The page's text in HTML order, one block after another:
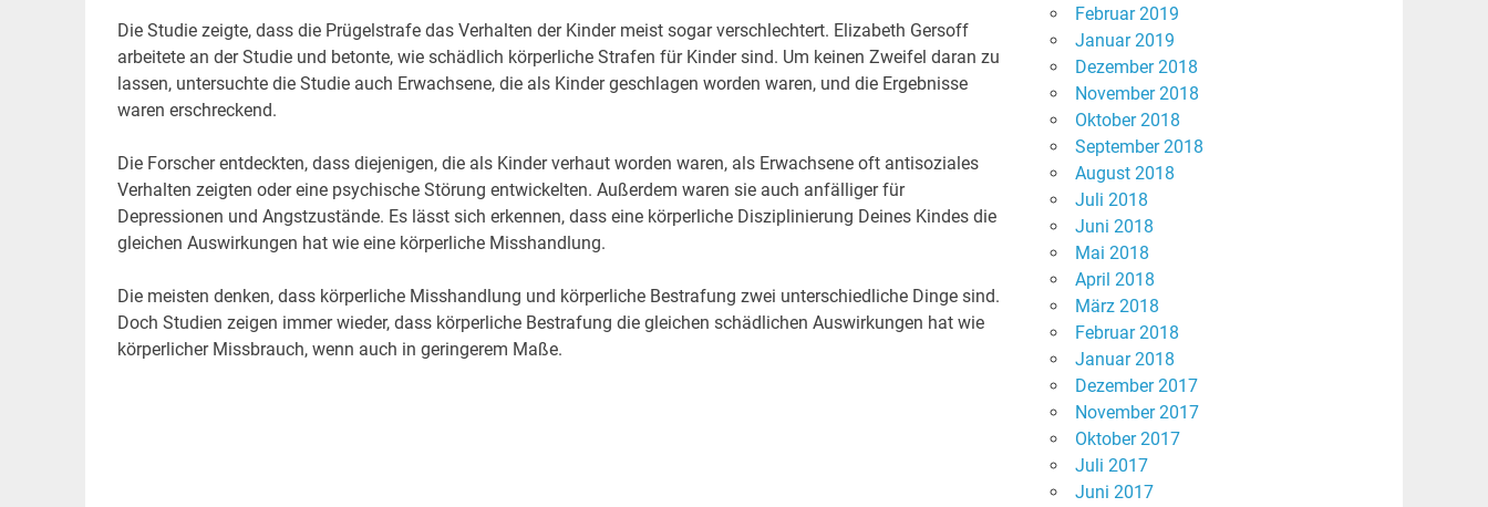
Die Studie zeigte, dass die Prügelstrafe das Verhalten der Kinder meist sogar verschlechtert. Elizabeth Gersoff
arbeitete an der Studie und betonte, wie schädlich körperliche Strafen für Kinder sind. Um keinen Zweifel daran zu
lassen, untersuchte die Studie auch Erwachsene, die als Kinder geschlagen worden waren, und die Ergebnisse
waren erschreckend.
Die Forscher entdeckten, dass diejenigen, die als Kinder verhaut worden waren, als Erwachsene oft antisoziales
Verhalten zeigten oder eine psychische Störung entwickelten. Außerdem waren sie auch anfälliger für
Depressionen und Angstzustände. Es lässt sich erkennen, dass eine körperliche Disziplinierung Deines Kindes die
gleichen Auswirkungen hat wie eine körperliche Misshandlung.
Die meisten denken, dass körperliche Misshandlung und körperliche Bestrafung zwei unterschiedliche Dinge sind.
Doch Studien zeigen immer wieder, dass körperliche Bestrafung die gleichen schädlichen Auswirkungen hat wie
körperlicher Missbrauch, wenn auch in geringerem Maße.
Februar 2019
Januar 2019
Dezember 2018
November 2018
Oktober 2018
September 2018
August 2018
Juli 2018
Juni 2018
Mai 2018
April 2018
März 2018
Februar 2018
Januar 2018
Dezember 2017
November 2017
Oktober 2017
Juli 2017
Juni 2017